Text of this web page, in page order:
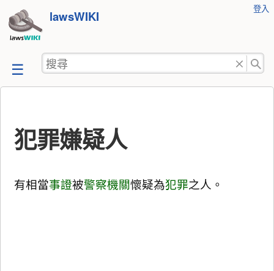
跳
至
容
lawsWIKI
工
登入
搜
尋
犯罪嫌疑人
有相當事證被警察機關懷疑為犯罪之人。